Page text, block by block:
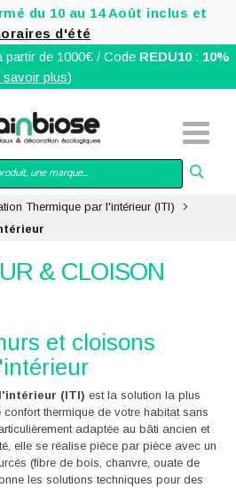
du 10 au 14 Août inclus et
d'été
partir de 1000€ / Code REDU10: 10%
savoir plus)
Thermique par l'intérieur (ITI)
& CLOISON
et cloisons
(ITI) est la solution la plus
thermique de votre habitat sans
adaptée au bâti ancien et
elle se réalise pièce par pièce avec un
(fibre de bois, chanvre, ouate de
les solutions techniques pour des